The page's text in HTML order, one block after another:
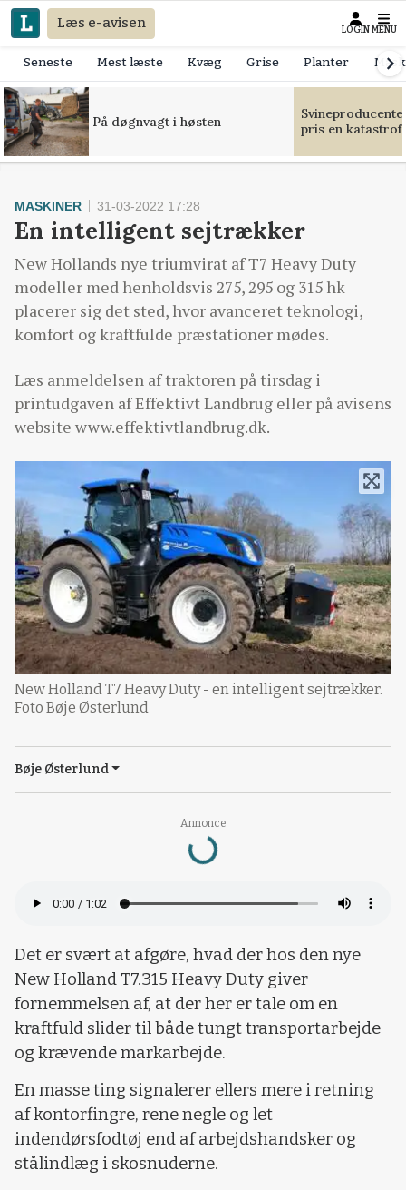
Læs e-avisen LOGIN MENU
Seneste Mest læste Kvæg Grise Planter
På døgnvagt i høsten
pris en
Annonce
Loading...
MASKINER 31-03-2022 17:28
En intelligent sejtrækker
New Hollands nye triumvirat af T7 Heavy Duty
modeller med henholdsvis 275, 295 og 315 hk
placerer sig det sted, hvor avanceret teknologi,
komfort og kraftfulde præstationer mødes.
Læs anmeldelsen af traktoren på tirsdag i
printudgaven af Effektivt Landbrug eller på avisens
website www.effektivtlandbrug.dk.
New Holland T7 Heavy Duty - en intelligent sejtrækker.
Foto Bøje Østerlund
Bøje Østerlund
Det er svært at afgøre, hvad der hos den nye
New Holland T7.315 Heavy Duty giver
fornemmelsen af, at der her er tale om en
kraftfuld slider til både tungt transportarbejde
og krævende markarbejde.
En masse ting signalerer ellers mere i retning
af kontorfingre, rene negle og let
indendørsfodtøj end af arbejdshandsker og
stålindlæg i skosnuderne.